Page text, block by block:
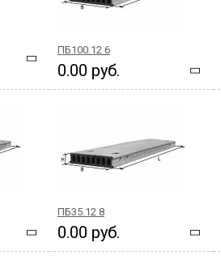
ПБ100.12 6
0.00 руб.
ПБ35.12 8
0.00 руб.